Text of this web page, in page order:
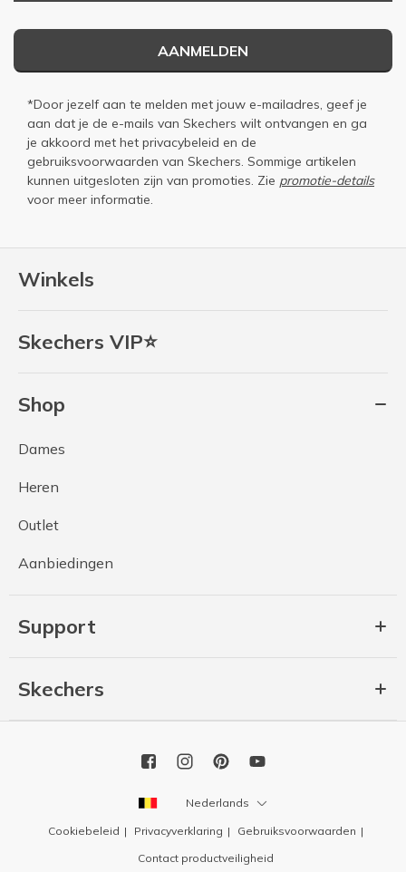
Winkels
Skechers VIP⭐
Shop
Dames
Heren
Outlet
Aanbiedingen
Support
Skechers
AANMELDEN
*Door jezelf aan te melden met jouw e-mailadres, geef je
aan dat je de e-mails van Skechers wilt ontvangen en ga
je akkoord met het privacybeleid en de
gebruiksvoorwaarden van Skechers. Sommige artikelen
kunnen uitgesloten zijn van promoties. Zie promotie-details
voor meer informatie.
Nederlands
Cookiebeleid Privacyverklaring
Gebruiksvoorwaarden
Contact productveiligheid